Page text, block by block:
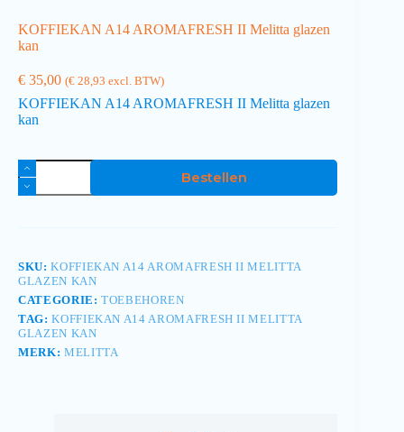
KOFFIEKAN A14 AROMAFRESH II Melitta glazen
kan
€ 35,00 (€ 28,93 excl. BTW)
KOFFIEKAN A14 AROMAFRESH II Melitta glazen
kan
Bestellen
SKU:KOFFIEKAN A14 AROMAFRESH II MELITTA
GLAZEN KAN
CATEGORIE:TOEBEHOREN
TAG:KOFFIEKAN A14 AROMAFRESH II MELITTA
GLAZEN KAN
MERK: MELITTA